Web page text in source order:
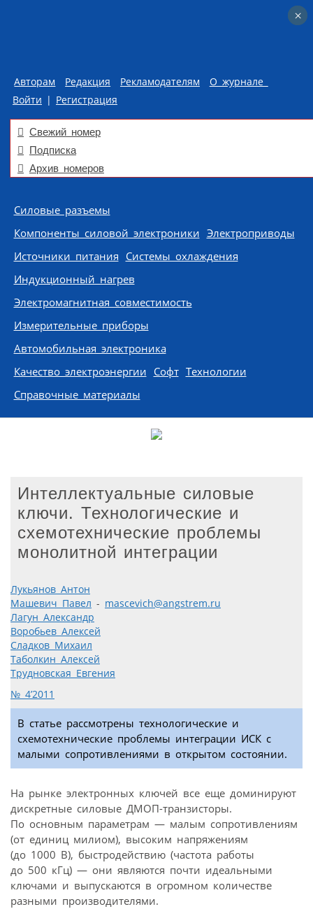
Авторам Редакция Рекламодателям
О журнале
Войти | Регистрация
Свежий номер
Подписка
Архив номеров
Skip to content
Силовые разъемы
Компоненты силовой электроники Электроприводы
Источники питания Системы охлаждения
Индукционный нагрев
Электромагнитная совместимость
Измерительные приборы
Автомобильная электроника
Качество электроэнергии Софт Технологии
Справочные материалы
Интеллектуальные силовые
ключи. Технологические и
схемотехнические проблемы
монолитной интеграции
Лукьянов Антон
Машевич Павел - mascevich@angstrem.ru
Лагун Александр
Воробьев Алексей
Сладков Михаил
Таболкин Алексей
Трудновская Евгения
№ 4’2011
В статье рассмотрены технологические и
схемотехнические проблемы интеграции ИСК с
малыми сопротивлениями в открытом состоянии.
На рынке электронных ключей все еще доминируют
дискретные силовые ДМОП-транзисторы.
По основным параметрам — малым сопротивлениям
(от единиц милиом), высоким напряжениям
(до 1000 В), быстродействию (частота работы
до 500 кГц) — они являются почти идеальными
ключами и выпускаются в огромном количестве
разными производителями.
×
×